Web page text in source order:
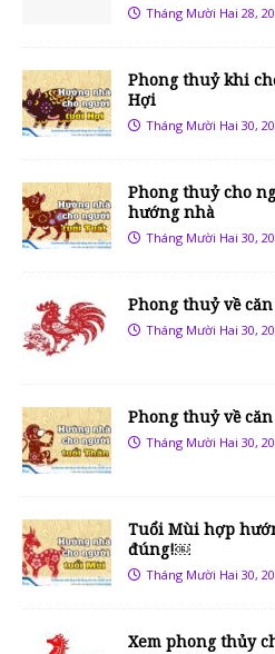
Tháng Mười Hai 28,
Phong thuỷ khi
Hợi
Tháng Mười Hai 30,
Phong thuỷ cho
hướng nhà
Tháng Mười Hai 30,
Phong thuỷ về
Tháng Mười Hai 30,
Phong thuỷ về
Tháng Mười Hai 30,
Tuổi Mùi hợp
đúng!￼
Tháng Mười Hai 30,
Xem phong thủy